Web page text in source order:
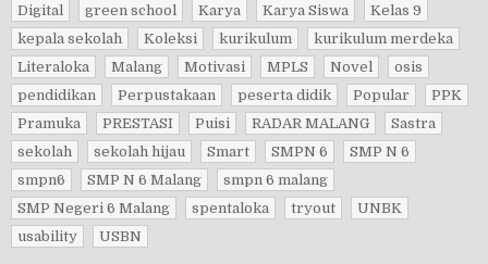
Digital
green school Karya Karya Siswa
Kelas 9
kepala sekolah
Koleksi kurikulum
kurikulum merdeka
Literaloka
Malang Motivasi MPLS Novel
osis
pendidikan
Perpustakaan peserta didik Popular
PPK
Pramuka
PRESTASI Puisi RADAR MALANG
Sastra
sekolah
sekolah hijau Smart SMPN 6
SMP N 6
smpn6
SMP N 6 Malang
smpn 6 malang
SMP Negeri 6 Malang
spentaloka tryout
UNBK
usability
USBN